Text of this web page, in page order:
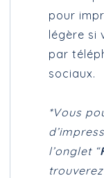
pour
légère si
par
sociaux.
*Vous
l’onglet “